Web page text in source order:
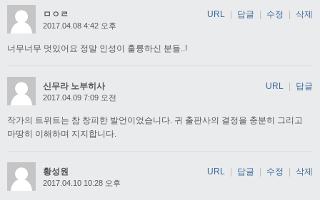
ㅁㅇㄹ
2017.04.08 4:42 오후
너무너무 멋있어요 정말 인성이 훌륭하신 분들..!
URL 답글 수정 삭제
신무라 노부히사
2017.04.09 7:09 오전
작가의 트위트는 참 창피한 발언이었습니다. 귀 출판사의 결정을 충분히 그리고
마땅히 이해하며 지지합니다.
URL | 답글
황성원
2017.04.10 10:28 오후
URL | 답글 | 수정 | 삭제